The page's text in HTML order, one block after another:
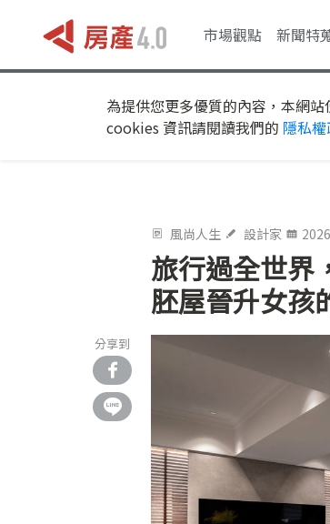
市場觀點 新聞特
為提供您更多優質的內容，本網
cookies 資訊請閱讀我們的 隱私
風尚人生 設計家
旅行過全世界
胚屋晉升女孩
分享到